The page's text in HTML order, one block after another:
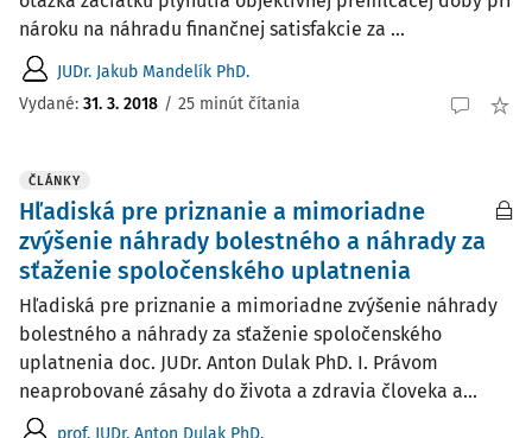
nároku na náhradu finančnej satisfakcie za ...
JUDr. Jakub Mandelík PhD.
Vydané: 31. 3. 2018 / 25 minút čítania
ČLÁNKY
Hľadiská pre priznanie a mimoriadne
zvýšenie náhrady bolestného a náhrady za
sťaženie spoločenského uplatnenia
Hľadiská pre priznanie a mimoriadne zvýšenie náhrady
bolestného a náhrady za sťaženie spoločenského
uplatnenia doc. JUDr. Anton Dulak PhD. I. Právom
neaprobované zásahy do života a zdravia človeka a...
prof. JUDr. Anton Dulak PhD.